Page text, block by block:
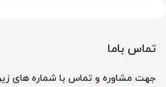
تماس باما
جهت مشاوره و تماس با شماره های